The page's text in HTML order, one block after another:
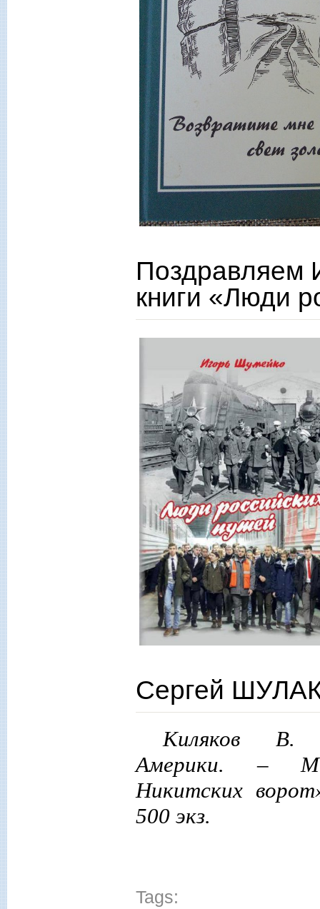
Поздравляем
книги «Люди
Сергей
Киляков В.
Америки. –
Никитских
500 экз.
Tags: